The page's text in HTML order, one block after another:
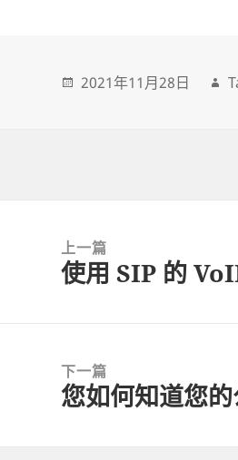
2021年11月28日
navigation上一篇
上
章:
使用 SIP 的
下一篇
下
您如何知道您